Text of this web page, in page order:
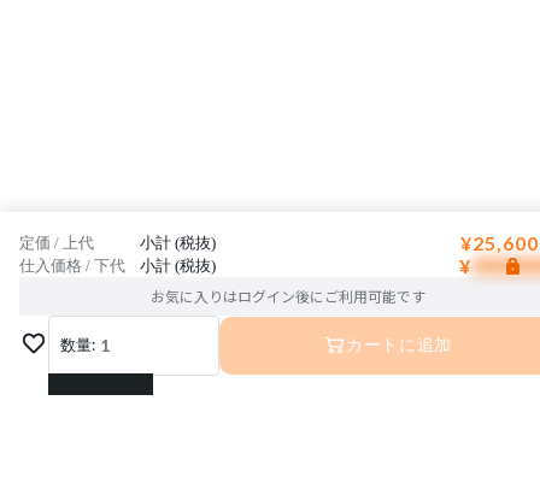
定価 / 上代 小計 (税抜)
仕入価格 / 下代 小計 (税抜) ¥
お気に入りはログイン後にご利用可能です
数量: 1
1
カートに追加